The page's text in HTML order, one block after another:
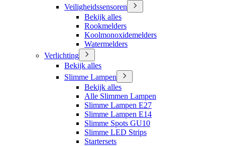
Veiligheidssensoren
Bekijk alles
Rookmelders
Koolmonoxidemelders
Watermelders
Verlichting
Bekijk alles
Slimme Lampen
Bekijk alles
Alle Slimmen Lampen
Slimme Lampen E27
Slimme Lampen E14
Slimme Spots GU10
Slimme LED Strips
Startersets